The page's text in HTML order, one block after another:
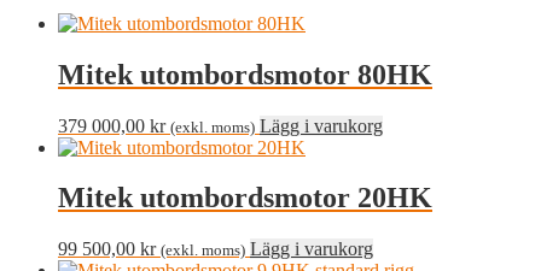
Mitek utombordsmotor 80HK
379 000,00 kr (exkl. moms) Lägg i varukorg
Mitek utombordsmotor 20HK
99 500,00 kr (exkl. moms) Lägg i varukorg